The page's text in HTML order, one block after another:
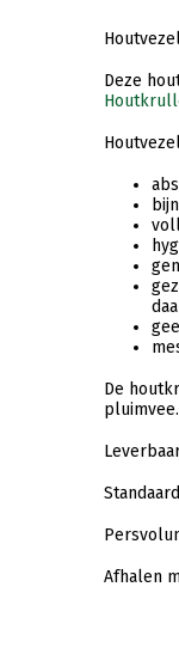
Deze
De
Afhalen